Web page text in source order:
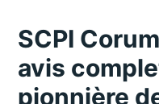
SCPI
avis
pionnière